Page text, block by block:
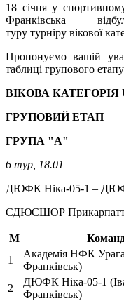
18 січня у
Франківська
туру турніру вікової
Пропонуємо вашій
таблиці групового
ВІКОВА КАТЕГОРІЯ
ГРУПОВИЙ ЕТАП
ГРУПА "А"
6 тур, 18.01
ДЮФК Ніка-05-1 –
СДЮСШОР
М
1
Академія НФК
Франківськ)
2
ДЮФК Ніка-05-1
Франківськ)